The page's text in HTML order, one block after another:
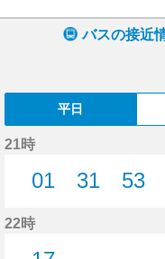
バスの接近
平日
21時
01
31
53
22時